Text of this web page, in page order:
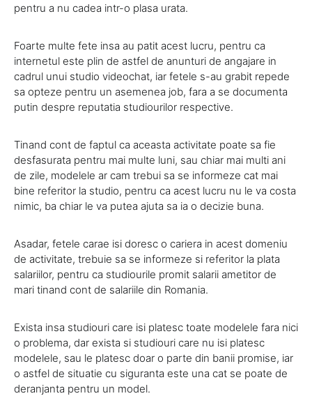
pentru a nu cadea intr-o plasa urata.
Foarte multe fete insa au patit acest lucru, pentru ca
internetul este plin de astfel de anunturi de angajare in
cadrul unui studio videochat, iar fetele s-au grabit repede
sa opteze pentru un asemenea job, fara a se documenta
putin despre reputatia studiourilor respective.
Tinand cont de faptul ca aceasta activitate poate sa fie
desfasurata pentru mai multe luni, sau chiar mai multi ani
de zile, modelele ar cam trebui sa se informeze cat mai
bine referitor la studio, pentru ca acest lucru nu le va costa
nimic, ba chiar le va putea ajuta sa ia o decizie buna.
Asadar, fetele carae isi doresc o cariera in acest domeniu
de activitate, trebuie sa se informeze si referitor la plata
salariilor, pentru ca studiourile promit salarii ametitor de
mari tinand cont de salariile din Romania.
Exista insa studiouri care isi platesc toate modelele fara nici
o problema, dar exista si studiouri care nu isi platesc
modelele, sau le platesc doar o parte din banii promise, iar
o astfel de situatie cu siguranta este una cat se poate de
deranjanta pentru un model.